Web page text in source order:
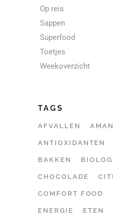
Op reis
Sappen
Superfood
Toetjes
Weekoverzicht
TAGS
AFVALLEN
ANTIOXIDANTEN
BAKKEN
CHOCOLADE
COMFORT FOOD
ENERGIE ETEN